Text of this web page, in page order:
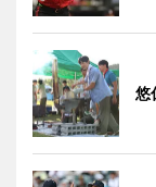
悠